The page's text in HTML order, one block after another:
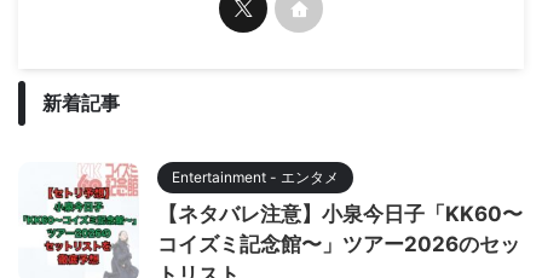
新着記事
Entertainment - エンタメ
【ネタバレ注意】小泉今日子「KK60〜
コイズミ記念館〜」ツアー2026のセッ